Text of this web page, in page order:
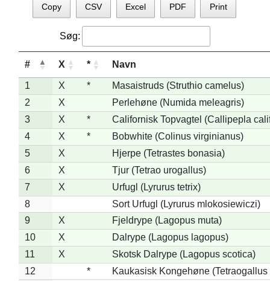
Copy CSV Excel PDF Print
Søg:
# X * Navn
1 X *
Masaistruds (Struthio camelus)
2
X
Perlehøne (Numida meleagris)
3
X *
Californisk Topvagtel (Callipepla
4
X *
Bobwhite (Colinus virginianus)
5
X
Hjerpe (Tetrastes bonasia)
6
X
Tjur (Tetrao urogallus)
7
X
Urfugl (Lyrurus tetrix)
8
Sort Urfugl (Lyrurus mlokosiewiczi)
9
X
Fjeldrype (Lagopus muta)
10
X
Dalrype (Lagopus lagopus)
11
X
Skotsk Dalrype (Lagopus scotica)
12
*
Kaukasisk Kongehøne